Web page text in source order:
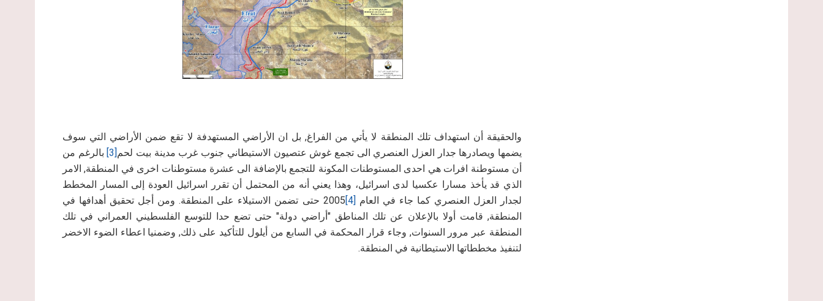
والحقيقة أن استهداف تلك المنطقة لا يأتي من الفراغ, بل ان الأراضي المستهدفة لا تقع ضمن الأراضي التي سوف
يضمها ويصادرها جدار العزل العنصري الى تجمع غوش عتصيون الاستيطاني جنوب غرب مدينة بيت لحم[3]
بالرغم من
أن مستوطنة افرات هي احدى المستوطنات المكونة للتجمع بالإضافة الى عشرة مستوطنات اخرى في المنطقة, الامر
الذي قد يأخذ مسارا عكسيا لدى اسرائيل، وهذا يعني أنه من المحتمل أن تقرر اسرائيل العودة إلى المسار المخطط
لجدار العزل العنصري كما جاء في العام [4]
2005 حتى تضمن الاستيلاء على المنطقة. ومن أجل تحقيق أهدافها في
المنطقة, قامت أولا بالإعلان عن تلك المناطق "أراضي دولة" حتى تضع حدا للتوسع الفلسطيني العمراني في تلك
المنطقة عبر مرور السنوات, وجاء قرار المحكمة في السابع من أيلول للتأكيد على ذلك, وضمنيا اعطاء الضوء الاخضر
لتنفيذ مخططاتها الاستيطانية في المنطقة.